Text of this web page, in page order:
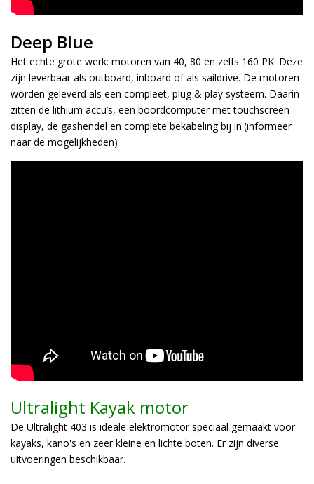
Deep Blue
Het echte grote werk: motoren van 40, 80 en zelfs 160 PK. Deze
zijn leverbaar als outboard, inboard of als saildrive. De motoren
worden geleverd als een compleet, plug & play systeem. Daarin
zitten de lithium accu’s, een boordcomputer met touchscreen
display, de gashendel en complete bekabeling bij in.(informeer
naar de mogelijkheden)
Ultralight Kayak motor
De Ultralight 403 is ideale elektromotor speciaal gemaakt voor
kayaks, kano's en zeer kleine en lichte boten. Er zijn diverse
uitvoeringen beschikbaar.